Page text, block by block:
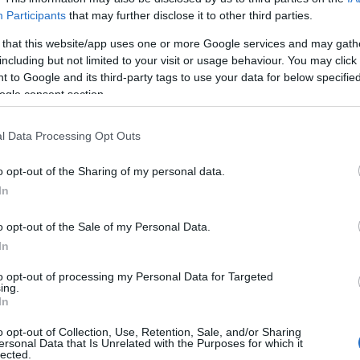
Participants that may further disclose it to other third parties.
that this website/app uses one or more Google services and may
but not limited to your visit or usage behaviour. You may
to Google and its third-party tags to use your data for below
consent section.
Data Processing Opt Outs
opt-out of the Sharing of my personal data.
opt-out of the Sale of my Personal Data.
opt-out of processing my Personal Data for Targeted
opt-out of Collection, Use, Retention, Sale, and/or Sharing
Data that Is Unrelated with the Purposes for which it
Ιανουαρίου και μόλις στις 11 του μήνα κινήθηκε η
ο αντιπρ. Εν. Αστυνομικών Υπαλλήλων Νίκος Ρήγας
τα πιθανά σενάρια, εκφράζοντας παράλληλα την